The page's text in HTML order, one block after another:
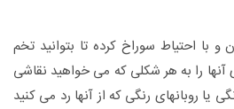
با احتیاط سوراخ کرده تا بتوانید تخم
را به هر شکلی که می خواهید نقاشی
یا روبانهای رنگی که از آنها رد می کنید